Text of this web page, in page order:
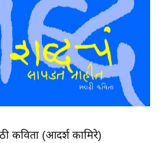
कविता (आदर्श कामिरे)